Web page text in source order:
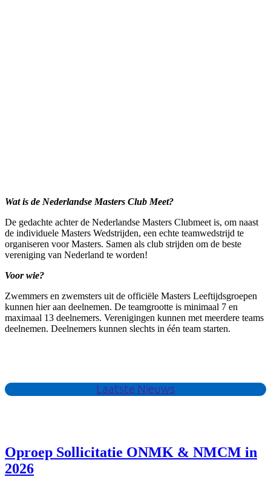
Wat is de Nederlandse Masters Club Meet?
De gedachte achter de Nederlandse Masters Clubmeet is, om naast
de individuele Masters Wedstrijden, een echte teamwedstrijd te
organiseren voor Masters. Samen als club strijden om de beste
vereniging van Nederland te worden!
Voor wie?
Zwemmers en zwemsters uit de officiële Masters Leeftijdsgroepen
kunnen hier aan deelnemen. De teamgrootte is minimaal 7 en
maximaal 13 deelnemers. Verenigingen kunnen met meerdere teams
deelnemen. Deelnemers kunnen slechts in één team starten.
Laatste Nieuws
Oproep Sollicitatie ONMK & NMCM in
2026